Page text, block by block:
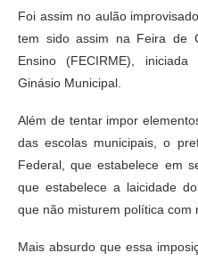
Foi assim no aulão
tem sido assim na Feira de
Ensino (FECIRME),
Ginásio Municipal.
Além de tentar impor
das escolas municipais, o
Federal, que estabelece em
que estabelece a laicidade
que não misturem política com
Mais absurdo que essa